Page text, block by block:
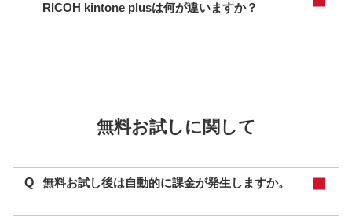
RICOH kintone plusは何が違いますか？
無料お試しに関して
Q 無料お試し後は自動的に課金が発生しますか。